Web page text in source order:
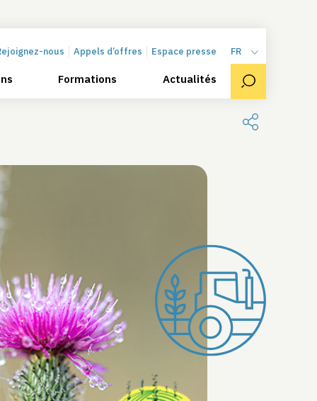
nous Appels d’offres Espace presse
Formations Actualités
FR